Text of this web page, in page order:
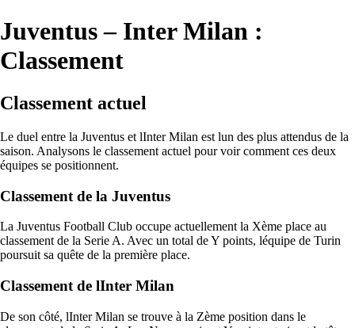
Juventus – Inter Milan :
Classement
Classement actuel
Le duel entre la Juventus et lInter Milan est lun des plus attendus de la
saison. Analysons le classement actuel pour voir comment ces deux
équipes se positionnent.
Classement de la Juventus
La Juventus Football Club occupe actuellement la Xème place au
classement de la Serie A. Avec un total de Y points, léquipe de Turin
poursuit sa quête de la première place.
Classement de lInter Milan
De son côté, lInter Milan se trouve à la Zème position dans le